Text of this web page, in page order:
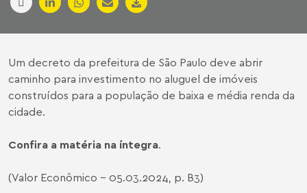
Um decreto da prefeitura de São Paulo deve abrir
caminho para investimento no aluguel de imóveis
construídos para a população de baixa e média renda da
cidade.
Confira a matéria na íntegra.
(Valor Econômico - 05.03.2024, p. B3)